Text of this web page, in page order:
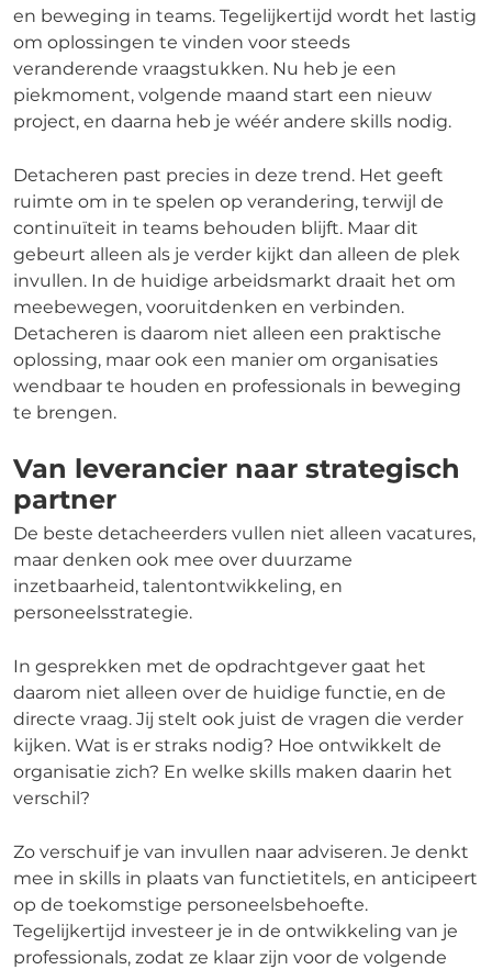
en beweging in teams. Tegelijkertijd wordt het lastig
om oplossingen te vinden voor steeds
veranderende vraagstukken. Nu heb je een
piekmoment, volgende maand start een nieuw
project, en daarna heb je wéér andere skills nodig.
Detacheren past precies in deze trend. Het geeft
ruimte om in te spelen op verandering, terwijl de
continuïteit in teams behouden blijft. Maar dit
gebeurt alleen als je verder kijkt dan alleen de plek
invullen. In de huidige arbeidsmarkt draait het om
meebewegen, vooruitdenken en verbinden.
Detacheren is daarom niet alleen een praktische
oplossing, maar ook een manier om organisaties
wendbaar te houden en professionals in beweging
te brengen.
Van leverancier naar strategisch
partner
De beste detacheerders vullen niet alleen vacatures,
maar denken ook mee over duurzame
inzetbaarheid, talentontwikkeling, en
personeelsstrategie.
In gesprekken met de opdrachtgever gaat het
daarom niet alleen over de huidige functie, en de
directe vraag. Jij stelt ook juist de vragen die verder
kijken. Wat is er straks nodig? Hoe ontwikkelt de
organisatie zich? En welke skills maken daarin het
verschil?
Zo verschuif je van invullen naar adviseren. Je denkt
mee in skills in plaats van functietitels, en anticipeert
op de toekomstige personeelsbehoefte.
Tegelijkertijd investeer je in de ontwikkeling van je
professionals, zodat ze klaar zijn voor de volgende